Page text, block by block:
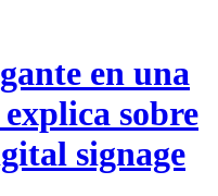
en una
sobre
signage